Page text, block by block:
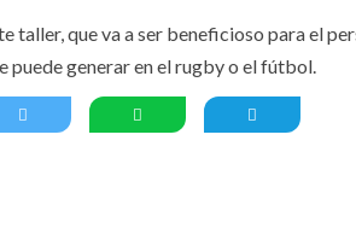
que va a ser beneficioso para el
puede generar en el rugby o el fútbol.